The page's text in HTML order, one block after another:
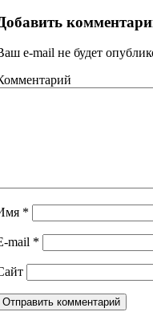
e-mail не будет
*
mail *